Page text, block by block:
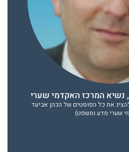
נשיא המרכז האקדמי שערי
את כל הפוסטים של הכהן אביעד
שערי מדע ומשפט)